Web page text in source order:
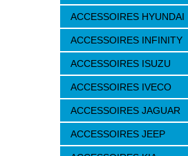
ACCESSOIRES HYUNDAI
ACCESSOIRES INFINITY
ACCESSOIRES ISUZU
ACCESSOIRES IVECO
ACCESSOIRES JAGUAR
ACCESSOIRES JEEP